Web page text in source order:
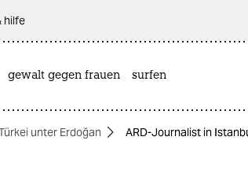
hilfe
gewalt gegen frauen surfen
unter Erdoğan ARD-Journalist in